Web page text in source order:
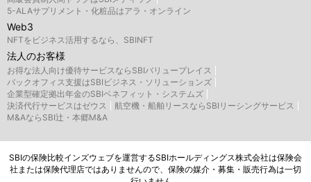
5-ALAサプリメント・化粧品はアラ・オンライン
Web3
NFTをビジネス活用するなら、SBINFT
法人のお客様
お得な法人向け優待サービスならSBIバリュープレイス
バックオフィス支援はSBIビジネス・ソリューションズ
企業型確定拠出年金のSBIベネフィット・システムズ
決済代行サービスはゼウス
航空機・船舶リースならSBIリーシングサービス
M&AならSBI辻・本郷M&A
SBIの保険比較インズウェブを運営するSBIホールディングス株式会社は保険会
社または保険代理店ではありませんので、保険の媒介・募集・販売行為は一切